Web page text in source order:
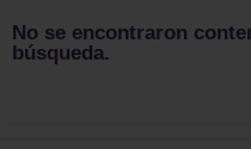
No se encontraron
búsqueda.